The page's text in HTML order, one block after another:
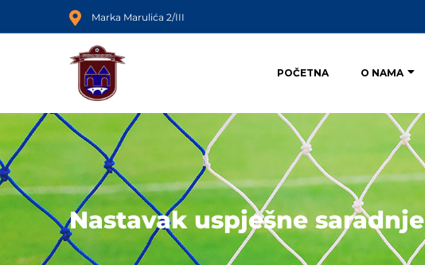
Marka Marulića 2/III
POČETNA O NAMA
Nastavak uspješne saradnje